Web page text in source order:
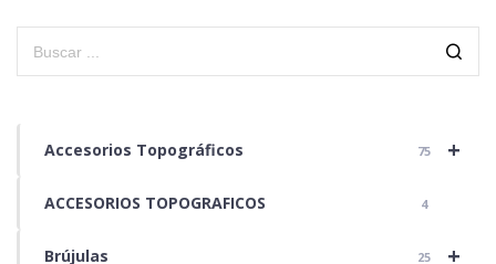
+
Accesorios Topográficos 75
ACCESORIOS TOPOGRAFICOS 4
+
Brújulas 25